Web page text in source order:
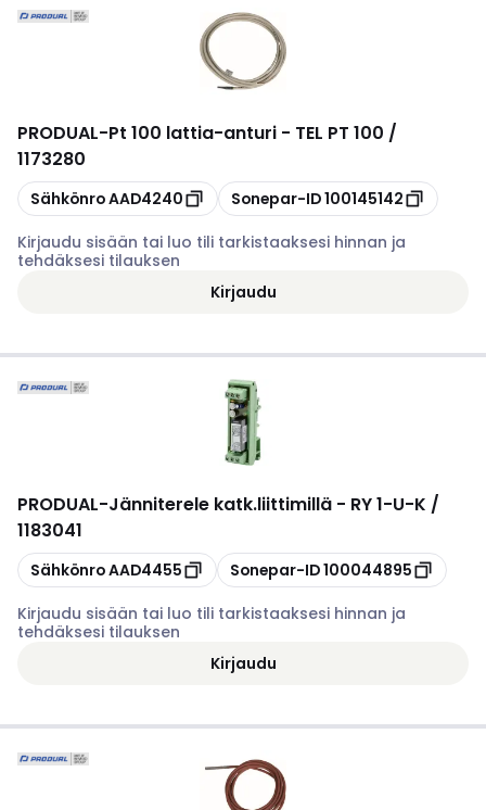
PRODUAL-Pt 100 lattia-anturi - TEL PT 100 /
1173280
Kopioi
SähkönroAAD4240 Kopioi
Sonepar-ID100145142
Kirjaudu sisään tai luo tili tarkistaaksesi hinnan ja
tehdäksesi tilauksen
Kirjaudu
PRODUAL-Jänniterele katk.liittimillä - RY 1-U-K /
1183041
Kopioi
SähkönroAAD4455 Kopioi
Sonepar-ID100044895
Kirjaudu sisään tai luo tili tarkistaaksesi hinnan ja
tehdäksesi tilauksen
Kirjaudu